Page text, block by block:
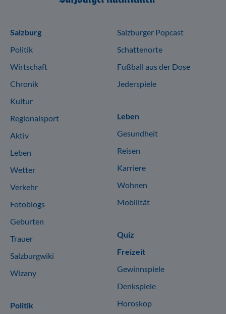
Sitemap
Salzburg
Politik
Wirtschaft
Chronik
Kultur
Regionalsport
Aktiv
Leben
Wetter
Verkehr
Fotoblogs
Geburten
Trauer
Salzburgwiki
Wizany
Politik
Salzburger Popcast
Schattenorte
Fußball aus der Dose
Jederspiele
Leben
Gesundheit
Reisen
Karriere
Wohnen
Mobilität
Quiz
Freizeit
Gewinnspiele
Denkspiele
Horoskop